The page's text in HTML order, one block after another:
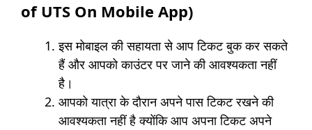
of UTS On Mobile App)
इस मोबाइल की सहायता से आप टिकट बुक कर सकते
हैं और आपको काउंटर पर जाने की आवश्यकता नहीं
है।
आपको यात्रा के दौरान अपने पास टिकट रखने की
आवश्यकता नहीं है क्योंकि आप अपना टिकट अपने